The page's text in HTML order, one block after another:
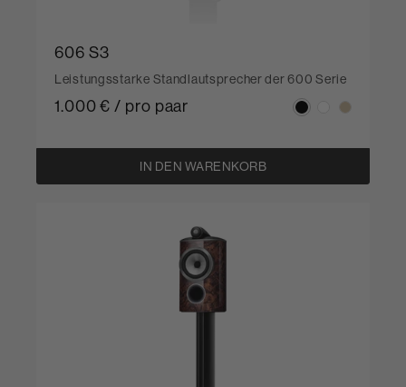
606 S3
Leistungsstarke Standlautsprecher der 600 Serie
1.000 € / pro paar
IN DEN WARENKORB